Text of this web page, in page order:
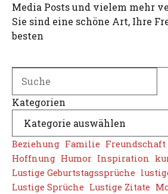
Media Posts und vielem mehr
Sie sind eine schöne Art, Ihre
besten
Kategorien
Beziehung Familie Freundschaft
Hoffnung Humor Inspiration
Lustige Geburtstagssprüche
Lustige Sprüche Lustige Zitate